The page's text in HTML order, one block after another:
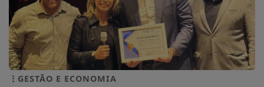
GESTÃO E ECONOMIA